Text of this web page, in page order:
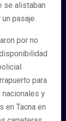
se alistaban
pasaje.
por no
para
y
en Tacna en